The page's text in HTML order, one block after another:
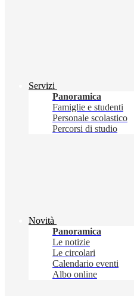
Servizi
Panoramica
Famiglie e studenti
Personale scolastico
Percorsi di studio
Novità
Panoramica
Le notizie
Le circolari
Calendario eventi
Albo online